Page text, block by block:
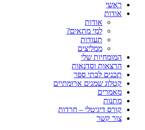
ראשי
אודות
אודות
למי מתאים?
תעודות
ממליצים
המומחיות שלי
הרצאות וסדנאות
תכנים לבתי ספר
קטלוג שמנים ארומתיים
מאמרים
מתנות
קורס דיגיטלי – חרדות
צור קשר